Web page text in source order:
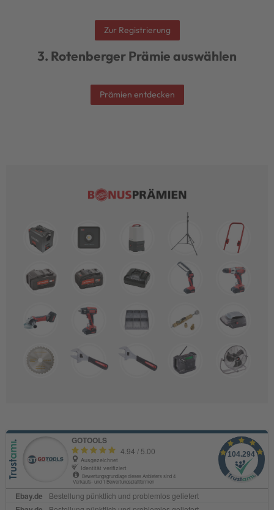
Zur Registrierung
3. Rotenberger Prämie auswählen
Prämien entdecken